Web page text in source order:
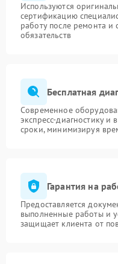
Используются
сертификацию
работу после ремонта и
обязательств
Бесплатная
Современное
экспресс-диагностику и
сроки, минимизируя
Гарантия на
Предоставляется
выполненные работы и
защищает клиента от